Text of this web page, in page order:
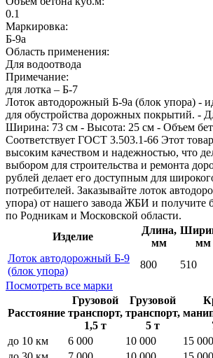
0.1
Маркировка:
Б-9а
Область применения:
Для водоотвода
Примечание:
для лотка – Б-7
Лоток автодорожный Б-9а (блок упора) -
для обустройства дорожных покрытий. -
Ширина: 73 см - Высота: 25 см - Объем
Соответствует ГОСТ 3.503.1-66 Этот
высоким качеством и надежностью, что
выбором для строительства и ремонта
рублей делает его доступным для
потребителей. Заказывайте лоток
упора) от нашего завода ЖБИ и получите
по Родникам и Московской области.
Изделие
Длина,
мм
мм
Лоток автодорожный Б-9
(блок упора)
800 510
Посмотреть все марки
Расстояние
Грузовой
транспорт,
1,5 т
Грузовой
транспорт,
5 т
до 10 км
6 000 10 000 15 000